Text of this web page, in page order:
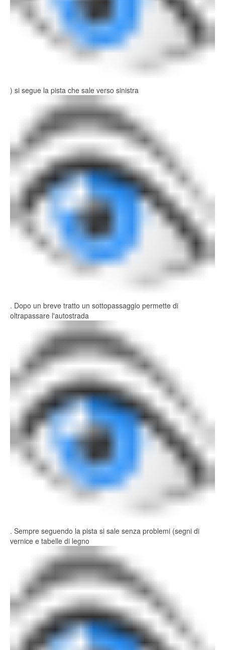
) si segue la pista che sale verso sinistra
. Dopo un breve tratto un sottopassaggio permette di
oltrapassare l'autostrada
. Sempre seguendo la pista si sale senza problemi (segni di
vernice e tabelle di legno